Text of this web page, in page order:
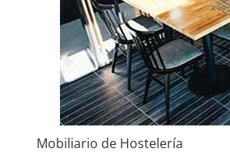
Mobiliario de Hostelería